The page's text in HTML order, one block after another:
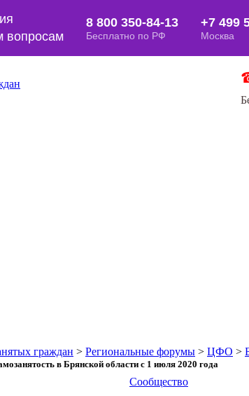
граждан > Региональные форумы > ЦФО >
в Брянской области с 1 июля 2020 года
Сообщество